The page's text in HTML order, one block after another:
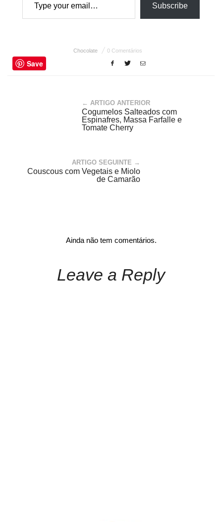
Subscribe
Chocolate 0 Comentários
Save
← ARTIGO ANTERIOR
Cogumelos Salteados com
Espinafres, Massa Farfalle e
Tomate Cherry
ARTIGO SEGUINTE →
Couscous com Vegetais e Miolo
de Camarão
Ainda não tem comentários.
Leave a Reply